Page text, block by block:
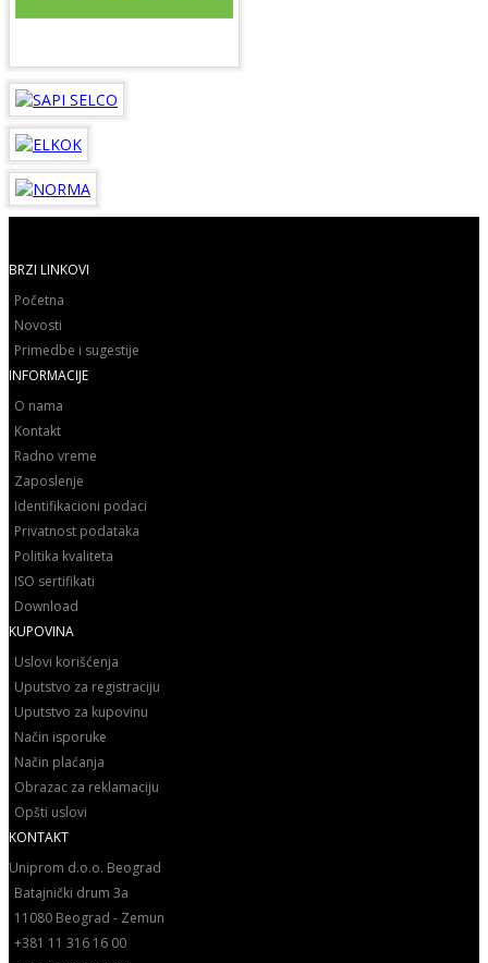
BRZI LINKOVI
Početna
Novosti
Primedbe i sugestije
INFORMACIJE
O nama
Kontakt
Radno vreme
Zaposlenje
Identifikacioni podaci
Privatnost podataka
Politika kvaliteta
ISO sertifikati
Download
KUPOVINA
Uslovi korišćenja
Uputstvo za registraciju
Uputstvo za kupovinu
Način isporuke
Način plaćanja
Obrazac za reklamaciju
Opšti uslovi
KONTAKT
Uniprom d.o.o. Beograd
Batajnički drum 3a
11080 Beograd - Zemun
+381 11 316 16 00